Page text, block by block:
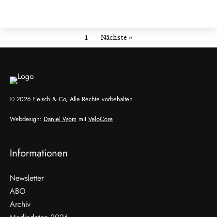
1 Nächste »
© 2026 Fleisch & Co, Alle Rechte vorbehalten
Webdesign: Daniel Wom mit VeloCore
Informationen
Newsletter
ABO
Archiv